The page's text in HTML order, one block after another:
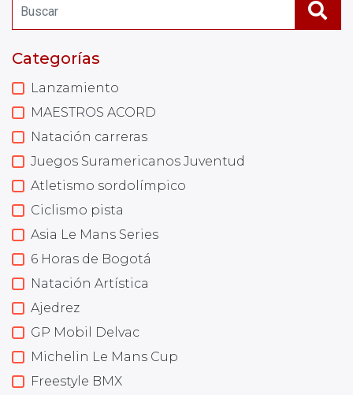
Categorías
Lanzamiento
MAESTROS ACORD
Natación carreras
Juegos Suramericanos Juventud
Atletismo sordolímpico
Ciclismo pista
Asia Le Mans Series
6 Horas de Bogotá
Natación Artística
Ajedrez
GP Mobil Delvac
Michelin Le Mans Cup
Freestyle BMX